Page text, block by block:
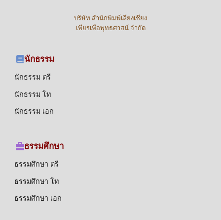
บริษัท สำนักพิมพ์เลี่ยงเชียง
เพียรเพื่อพุทธศาสน์ จำกัด
นักธรรม
นักธรรม ตรี
นักธรรม โท
นักธรรม เอก
ธรรมศึกษา
ธรรมศึกษา ตรี
ธรรมศึกษา โท
ธรรมศึกษา เอก